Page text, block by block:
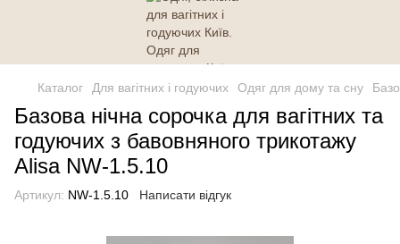
Каталог Для вагітних і годуючих Одяг для дому та сну
Базова нічна сорочка для вагітних та
годуючих з бавовняного трикотажу
Alisa NW-1.5.10
Артикул: NW-1.5.10 Написати відгук